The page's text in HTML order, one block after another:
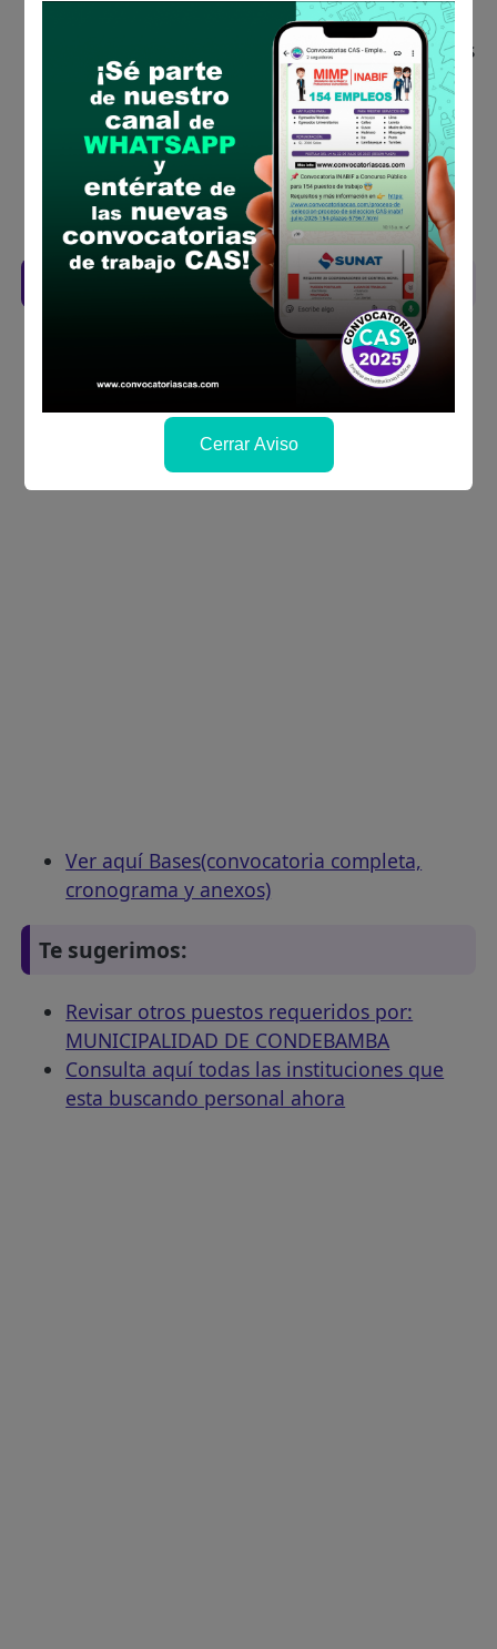
Antes de postular, verifica si cumples con los
requisitos para el puesto
Prepara tu documentación y presentalo en
la fechas y por los medios que indica las
Revisar el cronograma para conocer cuando
se publicará los resultados
Descarga aquí las Bases
Ver aquí Bases(convocatoria completa,
cronograma y anexos)
Te sugerimos:
Revisar otros puestos requeridos por:
MUNICIPALIDAD DE CONDEBAMBA
Consulta aquí todas las instituciones que
esta buscando personal ahora
Cerrar Aviso